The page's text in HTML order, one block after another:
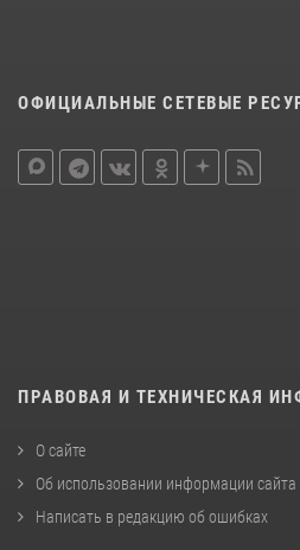
ОФИЦИАЛЬНЫЕ СЕТЕВЫЕ
ПРАВОВАЯ И ТЕХНИЧЕСКАЯ
О сайте
Об использовании информации сайта
Написать в редакцию об ошибках